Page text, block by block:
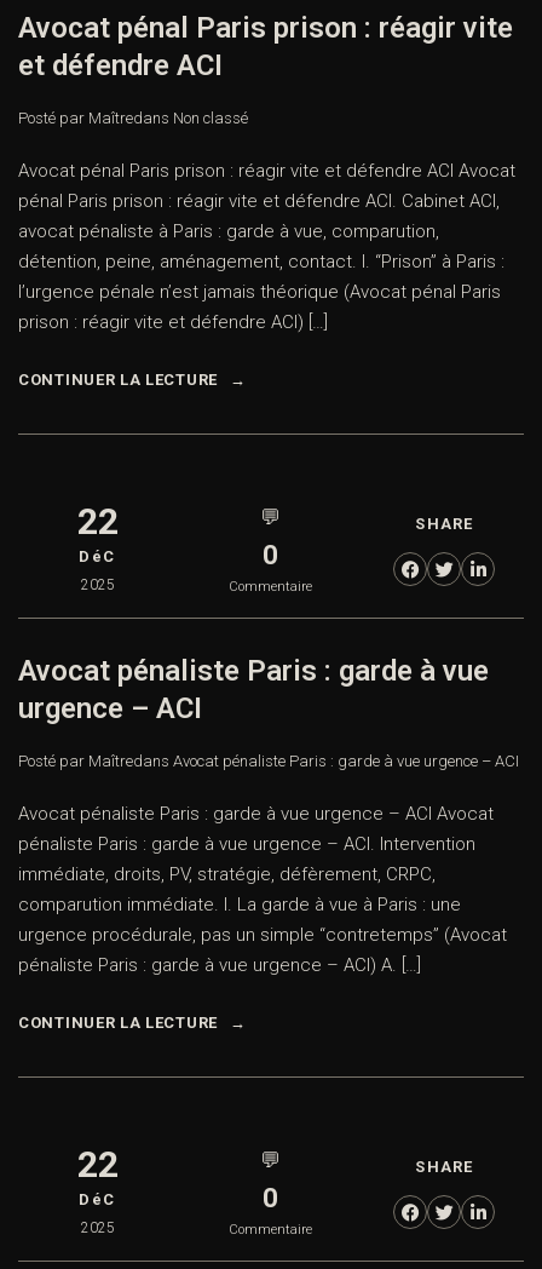
Avocat pénal Paris prison : réagir vite
et défendre ACI
Posté par Maîtredans Non classé
Avocat pénal Paris prison : réagir vite et défendre ACI Avocat
pénal Paris prison : réagir vite et défendre ACI. Cabinet ACI,
avocat pénaliste à Paris : garde à vue, comparution,
détention, peine, aménagement, contact. I. “Prison” à Paris :
l’urgence pénale n’est jamais théorique (Avocat pénal Paris
prison : réagir vite et défendre ACI) […]
CONTINUER LA LECTURE
22
DéC
2025
💬
0
Commentaire
SHARE
Avocat pénaliste Paris : garde à vue
urgence – ACI
Posté par Maîtredans Avocat pénaliste Paris : garde à vue urgence – ACI
Avocat pénaliste Paris : garde à vue urgence – ACI Avocat
pénaliste Paris : garde à vue urgence – ACI. Intervention
immédiate, droits, PV, stratégie, défèrement, CRPC,
comparution immédiate. I. La garde à vue à Paris : une
urgence procédurale, pas un simple “contretemps” (Avocat
pénaliste Paris : garde à vue urgence – ACI) A. […]
CONTINUER LA LECTURE
22
DéC
2025
💬
0
Commentaire
SHARE